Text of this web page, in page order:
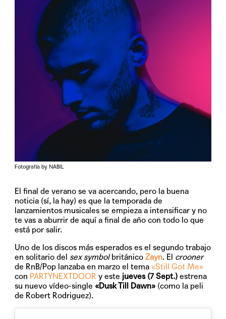
Fotografía by NABIL
El final de verano se va acercando, pero la buena
noticia (sí, la hay) es que la temporada de
lanzamientos musicales se empieza a intensificar y no
te vas a aburrir de aquí a final de año con todo lo que
está por salir.
Uno de los discos más esperados es el segundo trabajo
en solitario del sex symbolbritánicoZayn. El crooner
de RnB/Pop lanzaba en marzo el tema «Still Got Me»
con PARTYNEXTDOOR y este jueves (7 Sept.) estrena
su nuevo vídeo-single «Dusk Till Dawn» (como la peli
de Robert Rodriguez).